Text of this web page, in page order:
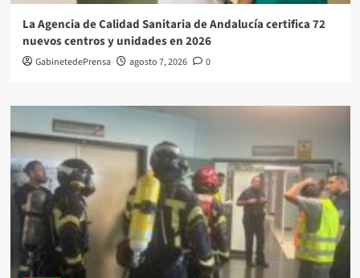
La Agencia de Calidad Sanitaria de Andalucía certifica 72
nuevos centros y unidades en 2026
GabinetedePrensa agosto 7, 2026 0